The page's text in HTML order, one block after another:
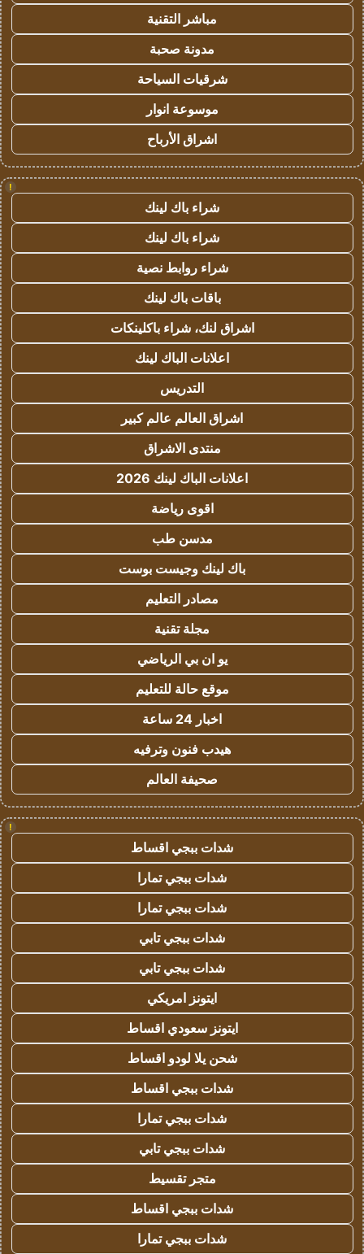
مباشر التقنية
مدونة صحبة
شرقيات السياحة
موسوعة انوار
اشراق الأرباح
!
شراء باك لينك
شراء باك لينك
شراء روابط نصية
باقات باك لينك
اشراق لنك، شراء باكلينكات
اعلانات الباك لينك
التدريس
اشراق العالم عالم كبير
منتدى الاشراق
اعلانات الباك لينك 2026
اقوى رياضة
مدسن طب
باك لينك وجيست بوست
مصادر التعليم
مجلة تقنية
يو ان بي الرياضي
موقع حالة للتعليم
اخبار 24 ساعة
هيدب فنون وترفيه
صحيفة العالم
!
شدات ببجي اقساط
شدات ببجي تمارا
شدات ببجي تمارا
شدات ببجي تابي
شدات ببجي تابي
ايتونز امريكي
ايتونز سعودي اقساط
شحن يلا لودو اقساط
شدات ببجي اقساط
شدات ببجي تمارا
شدات ببجي تابي
متجر تقسيط
شدات ببجي اقساط
شدات ببجي تمارا